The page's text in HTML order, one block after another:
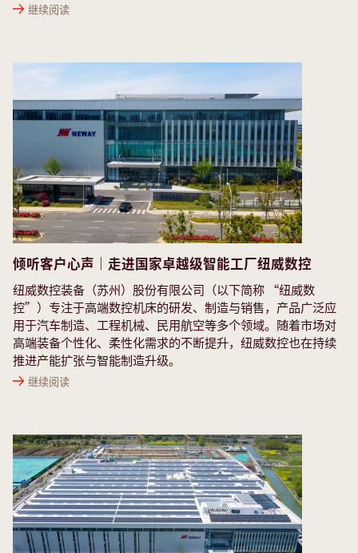
继续阅读
倾听客户心声｜走进国家卓越级智能工厂纽威数控
纽威数控装备（苏州）股份有限公司（以下简称 “纽威数
控”）专注于高端数控机床的研发、制造与销售，产品广泛应
用于汽车制造、工程机械、民用航空等多个领域。随着市场对
高端装备个性化、柔性化需求的不断提升，纽威数控也在持续
推进产能扩张与智能制造升级。
继续阅读